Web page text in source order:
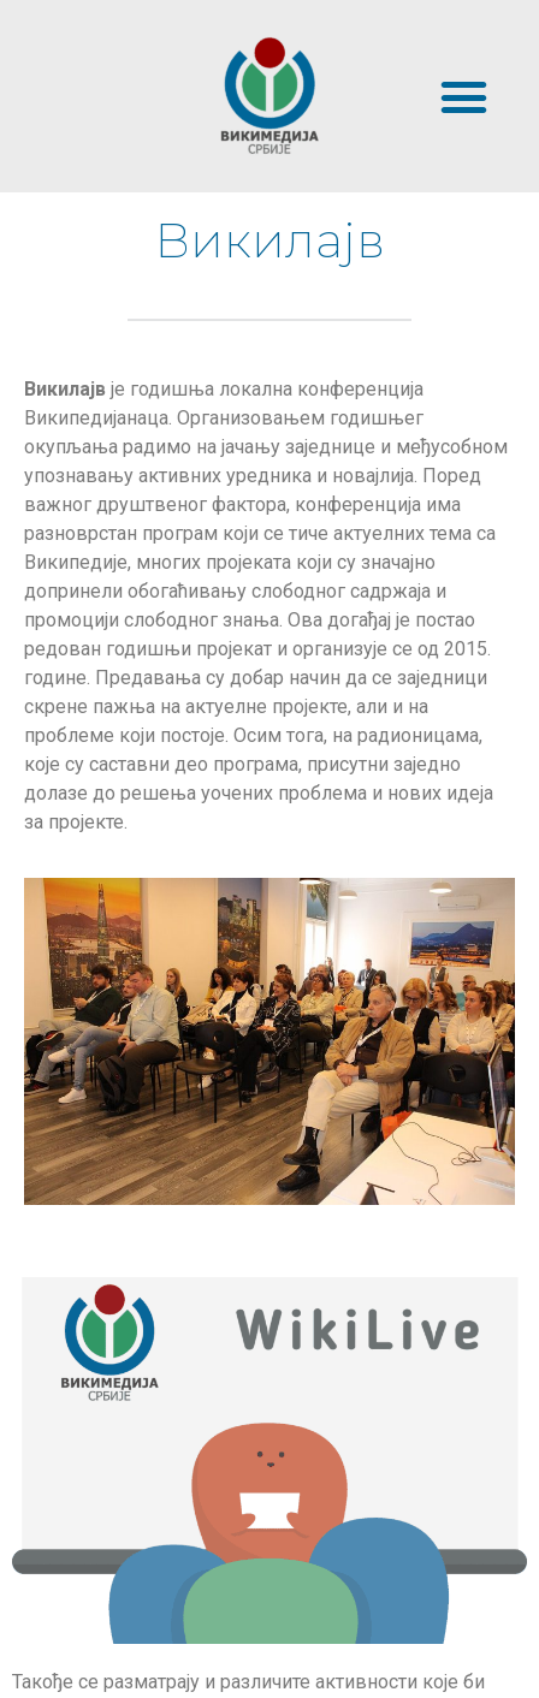
Викилајв
Викилајв је годишња локална конференција
Википедијанаца. Организовањем годишњег
окупљања радимо на јачању заједнице и међусобном
упознавању активних уредника и новајлија. Поред
важног друштвеног фактора, конференција има
разноврстан програм који се тиче актуелних тема са
Википедије, многих пројеката који су значајно
допринели обогаћивању слободног садржаја и
промоцији слободног знања. Ова догађај је постао
редован годишњи пројекат и организује се од 2015.
године. Предавања су добар начин да се заједници
скрене пажња на актуелне пројекте, али и на
проблеме који постоје. Осим тога, на радионицама,
које су саставни део програма, присутни заједно
долазе до решења уочених проблема и нових идеја
за пројекте.
Такође се разматрају и различите активности које би